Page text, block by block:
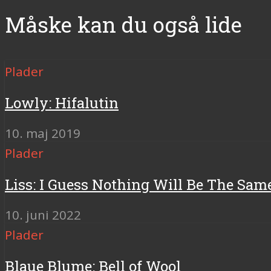
Måske kan du også lide
Plader
Lowly: Hifalutin
10. maj 2019
Plader
Liss: I Guess Nothing Will Be The
10. juni 2022
Plader
Blaue Blume: Bell of Wool